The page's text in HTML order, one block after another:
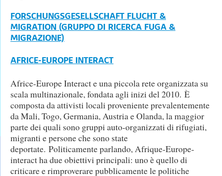
FORSCHUNGSGESELLSCHAFT FLUCHT &
MIGRATION (GRUPPO DI RICERCA FUGA &
MIGRAZIONE)
AFRICE-EUROPE INTERACT
Africe-Europe Interact e una piccola rete organizzata su
scala multinazionale, fondata agli inizi del 2010. È
composta da attivisti locali proveniente prevalentemente
da Mali, Togo, Germania, Austria e Olanda, la maggior
parte dei quali sono gruppi auto-organizzati di rifugiati,
migranti e persone che sono state
deportate. Politicamente parlando, Afrique-Europe-
interact ha due obiettivi principali: uno è quello di
criticare e rimproverare pubblicamente le politiche